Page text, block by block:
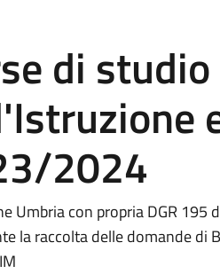
di
2024
Umbria con propria DGR
la raccolta delle domande di